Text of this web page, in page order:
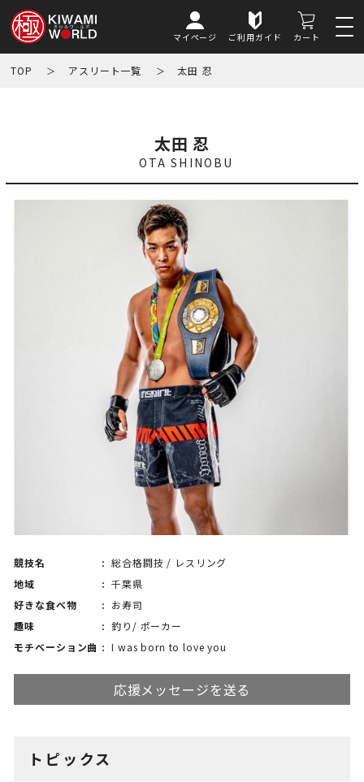
マイページ ご利用ガイド カート
TOP アスリート一覧 太田 忍
太田 忍
OTA SHINOBU
競技名
総合格闘技 / レスリング
地域
千葉県
好きな食べ物
お寿司
趣味
釣り/ ポーカー
モチベーション曲
I was born to love you
応援メッセージを送る
トピックス